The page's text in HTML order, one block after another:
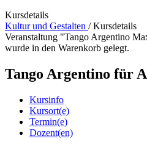
Kursdetails
Kultur und Gestalten /Kursdetails
Veranstaltung "Tango Argentino
wurde in den Warenkorb gelegt.
Tango Argentino für
Kursinfo
Kursort(e)
Termin(e)
Dozent(en)